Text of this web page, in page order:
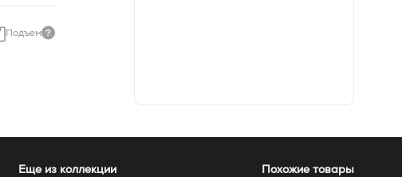
Подъем
Еще из коллекции Похожие товары